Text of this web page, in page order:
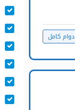
دوام كامل